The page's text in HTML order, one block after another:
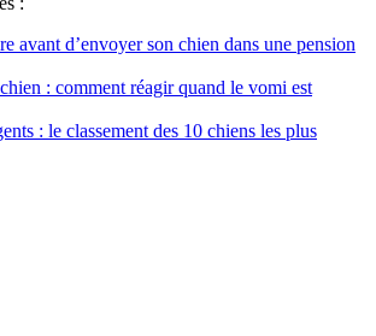
avant d’envoyer son chien dans une pension
: comment réagir quand le vomi est
: le classement des 10 chiens les plus